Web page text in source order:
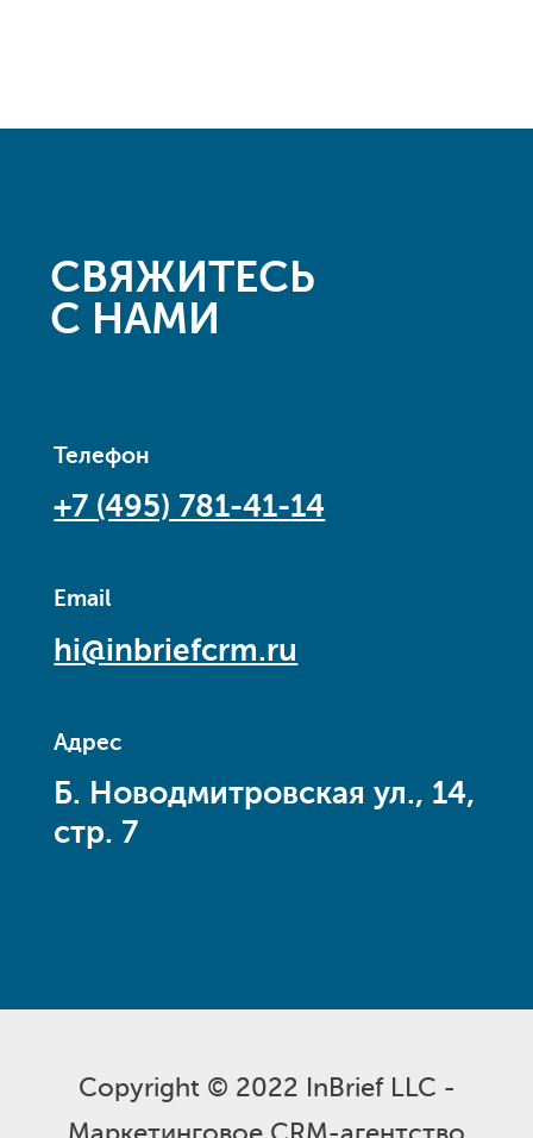
СВЯЖИТЕСЬ
С НАМИ
Телефон
+7 (495) 781-41-14
Email
hi@inbriefcrm.ru
Адрес
Б. Новодмитровская ул., 14,
стр. 7
Copyright © 2022 InBrief LLC -